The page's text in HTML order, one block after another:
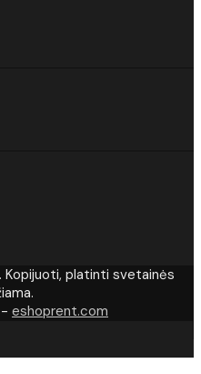
platinti svetainės
- eshoprent.com